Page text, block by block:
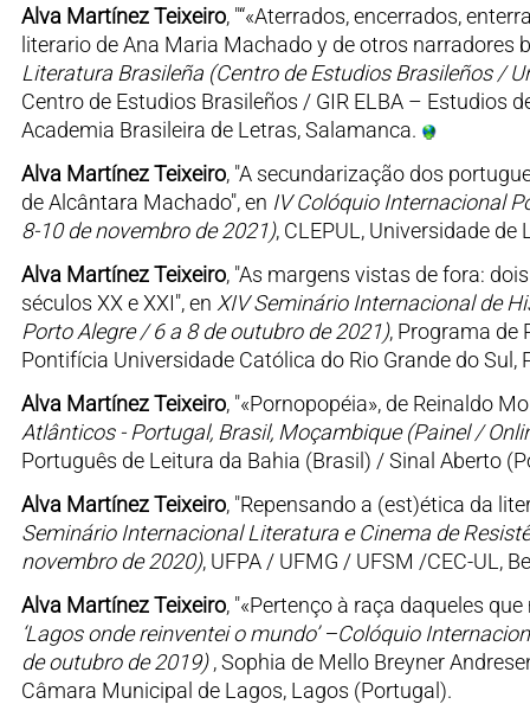
Alva Martínez Teixeiro, "“«Aterrados, encerrados,
literario de Ana Maria Machado y de otros narradores
Literatura Brasileña (Centro de Estudios Brasileños /
Centro de Estudios Brasileños / GIR ELBA – Estudios
Academia Brasileira de Letras, Salamanca.
Alva Martínez Teixeiro, "A secundarização dos
de Alcântara Machado", en IV Colóquio Internacional
8-10 de novembro de 2021), CLEPUL, Universidade
Alva Martínez Teixeiro, "As margens vistas de fora:
séculos XX e XXI", en XIV Seminário Internacional de
Porto Alegre / 6 a 8 de outubro de 2021), Programa de
Pontifícia Universidade Católica do Rio Grande do Sul,
Alva Martínez Teixeiro, "«Pornopopéia», de Reinaldo
Atlânticos - Portugal, Brasil, Moçambique (Painel /
Português de Leitura da Bahia (Brasil) / Sinal Aberto
Alva Martínez Teixeiro, "Repensando a (est)ética da
Seminário Internacional Literatura e Cinema de
novembro de 2020), UFPA / UFMG / UFSM /CEC-UL,
Alva Martínez Teixeiro, "«Pertenço à raça daqueles
‘Lagos onde reinventei o mundo’ –Colóquio
de outubro de 2019), Sophia de Mello Breyner
Câmara Municipal de Lagos, Lagos (Portugal).